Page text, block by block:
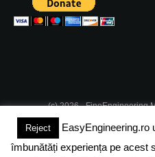
(c) 2026 - FineEngineering
DESPRE NOI ABONAMENT
Reject
EasyEngineering.ro
îmbunătăți experiența pe acest